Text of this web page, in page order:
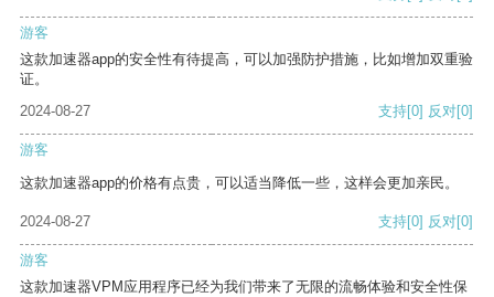
游客
这款加速器app的安全性有待提高，可以加强防护措施，比如增加双重验
证。
2024-08-27
支持[0] 反对[0]
游客
这款加速器app的价格有点贵，可以适当降低一些，这样会更加亲民。
2024-08-27 支持[0] 反对[0]
游客
这款加速器VPM应用程序已经为我们带来了无限的流畅体验和安全性保